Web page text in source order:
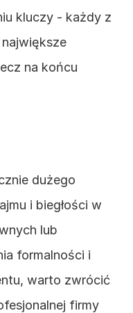
kluczy - każdy z
na końcu
dużego
i biegłości w
lub
formalności i
warto zwrócić
firmy